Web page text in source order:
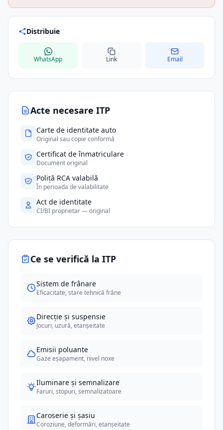
Acte necesare ITP
Carte de identitate auto
Original sau copie conformă
Certificat de înmatriculare
Document original
Poliță RCA valabilă
În perioada de valabilitate
Act de identitate
CI/BI proprietar — original
Ce se verifică la ITP
Sistem de frânare
Eficacitate, stare tehnică frâne
Direcție și suspensie
Jocuri, uzură, etanșeitate
Emisii poluante
Gaze eșapament, nivel noxe
Iluminare și semnalizare
Faruri, stopuri, semnalizatoare
Caroserie și șasiu
Coroziune, deformări, etanșeitate
Distribuie
WhatsApp Link Email